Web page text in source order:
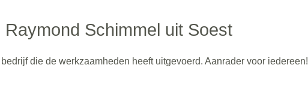
Raymond Schimmel uit Soest
die de werkzaamheden heeft uitgevoerd. Aanrader voor iedereen!